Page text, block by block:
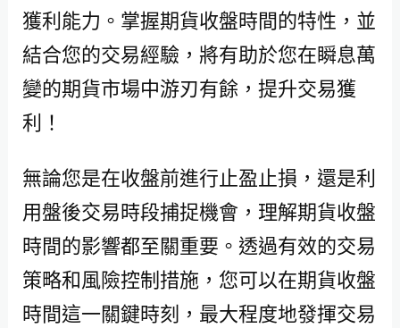
獲利能力。掌握期貨收盤時間的特性，並
結合您的交易經驗，將有助於您在瞬息萬
變的期貨市場中游刃有餘，提升交易獲
利！
無論您是在收盤前進行止盈止損，還是利
用盤後交易時段捕捉機會，理解期貨收盤
時間的影響都至關重要。透過有效的交易
策略和風險控制措施，您可以在期貨收盤
時間這一關鍵時刻，最大程度地發揮交易